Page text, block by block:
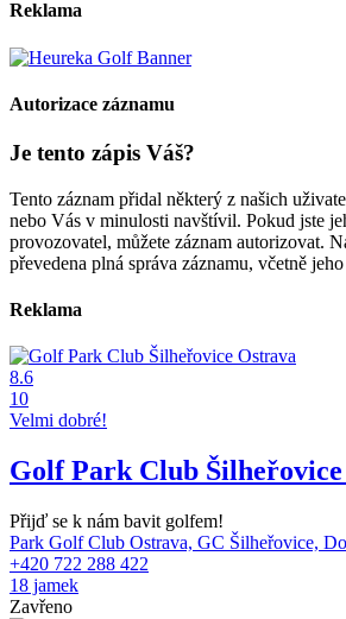
Reklama
Autorizace záznamu
Je tento zápis Váš?
Tento záznam přidal některý z našich
nebo Vás v minulosti navštívil. Pokud jste
provozovatel, můžete záznam autorizovat.
převedena plná správa záznamu, včetně
Reklama
8.6
10
Velmi dobré!
Golf Park Club
Přijď se k nám bavit golfem!
Park Golf Club Ostrava, GC Šilheřovice,
+420 722 288 422
18 jamek
Zavřeno